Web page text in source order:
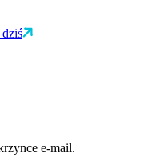
e-mail.